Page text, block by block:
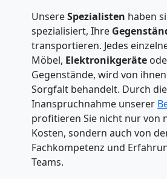
UnsereSpezialisten haben
spezialisiert, Ihre
transportieren. Jedes
Möbel, Elektronikgeräte
Gegenstände, wird von
Sorgfalt behandelt. Durch die
Inanspruchnahme unserer
profitieren Sie nicht nur von
Kosten, sondern auch von
Fachkompetenz und
Teams.